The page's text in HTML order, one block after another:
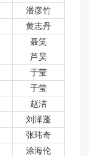
潘彦竹
黄志丹
聂笑
芦昊
于莹
于莹
赵洁
刘泽蓬
张玮奇
涂海伦